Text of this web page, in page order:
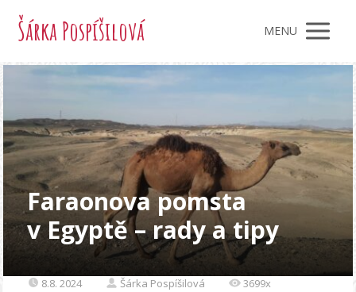
Šárka Pospíšilová MENU
Faraonova pomsta
v Egyptě – rady a tipy
8.8. 2024 Šárka Pospíšilová 3699x